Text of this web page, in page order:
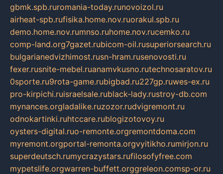
gbmk.spb.ruromania-today.runovoizol.ru
airheat-spb.rufisika.home.nov.ruorakul.spb.ru
demo.home.nov.rumnso.ruhome.nov.rucemko.ru
comp-land.org7gazet.rubicom-oil.rusuperiorsearch.ru
bulgarianedvizhimost.rusn-hram.rusenovosti.ru
fexer.rusnite-mebel.ruanamvkusno.rutechnosaratov.ru
0sporte.ru9rota-game.rubigbad.ru227gp.ruwes-ex.ru
pro-kirpichi.ruisraelsale.rublack-lady.rustroy-db.com
mynances.orgladalike.ruzozor.rudvigremont.ru
odnokartinki.ruhtccare.rublogizotovoy.ru
oysters-digital.ruo-remonte.orgremontdoma.com
myremont.orgportal-remonta.orgvyitikho.rumirjon.ru
superdeutsch.rumycrazystars.rufilosofyfree.com
mypetslife.orgwarren-buffett.orggreleon.comsp-or.ru